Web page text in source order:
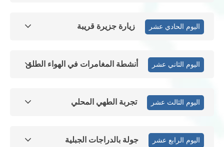
اليوم الحادي عشر زيارة جزيرة قريبة
اليوم الثاني عشر أنشطة المغامرات في الهواء الطلق
اليوم الثالث عشر تجربة الطهي المحلي
اليوم الرابع عشر جولة بالدراجات الجبلية